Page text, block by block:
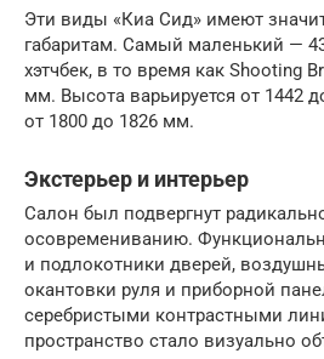
Эти виды «Киа Сид» имеют
габаритам. Самый маленький —
хэтчбек, в то время как Shooting
мм. Высота варьируется от 1442
от 1800 до 1826 мм.
Экстерьер и интерьер
Салон был подвергнут
осовремениванию.
и подлокотники дверей,
окантовки руля и приборной
серебристыми контрастными
пространство стало визуально